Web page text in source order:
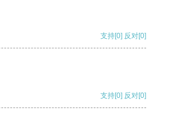
支持[0] 反对[0]
支持[0] 反对[0]